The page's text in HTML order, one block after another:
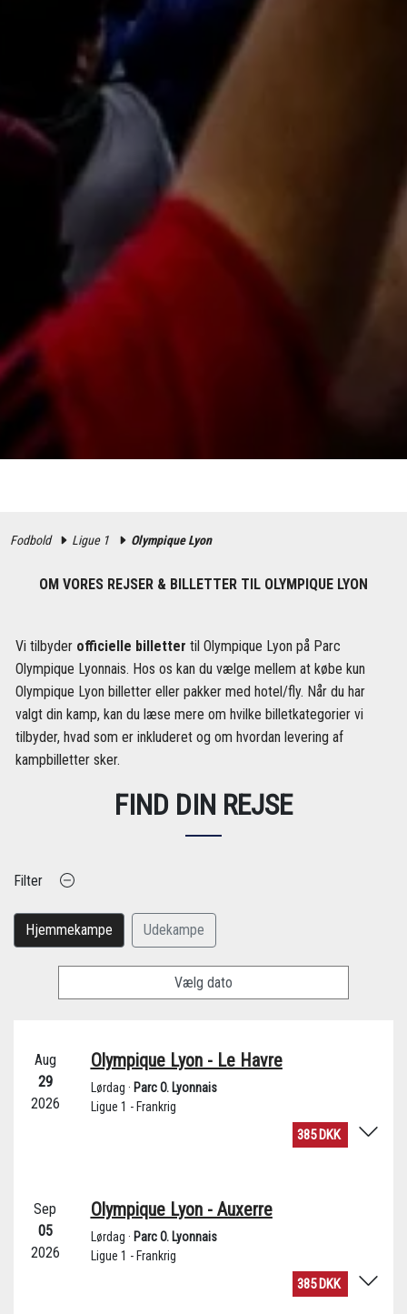
Fodbold Ligue 1 Olympique Lyon
OM VORES REJSER & BILLETTER TIL OLYMPIQUE LYON
Vi tilbyder officielle billetter til Olympique Lyon på Parc
Olympique Lyonnais. Hos os kan du vælge mellem at købe kun
Olympique Lyon billetter eller pakker med hotel/fly. Når du har
valgt din kamp, kan du læse mere om hvilke billetkategorier vi
tilbyder, hvad som er inkluderet og om hvordan levering af
kampbilletter sker.